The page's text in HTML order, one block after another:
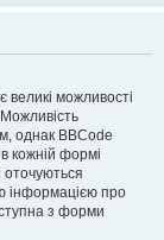
можливості
однак BBCode
кожній формі
інформацією про
з форми